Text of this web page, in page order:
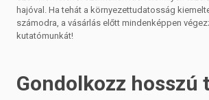
hajóval. Ha tehát a környezettudatosság
számodra, a vásárlás előtt mindenképpen
kutatómunkát!
Gondolkozz hosszú